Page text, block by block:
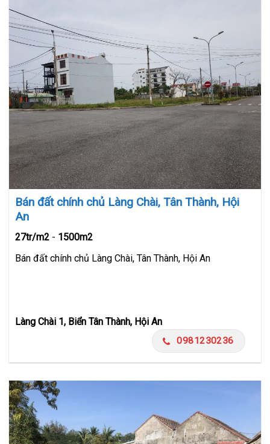
Bán đất chính chủ Làng Chài, Tân Thành, Hội
An
27tr/m2 - 1500m2
Bán đất chính chủ Làng Chài, Tân Thành, Hội An
Làng Chài 1, Biển Tân Thành, Hội An
0981230236